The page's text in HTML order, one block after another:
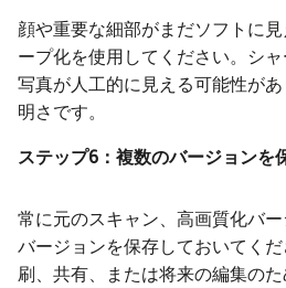
顔や重要な細部がまだソフトに
ープ化を使用してください。シ
写真が人工的に見える可能性が
明さです。
ステップ6：複数のバージョンを
常に元のスキャン、高画質化バ
バージョンを保存しておいてく
刷、共有、または将来の編集の